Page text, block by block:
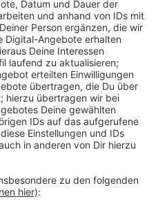
für Hotspots kein
pro
bedeute das
Aktionsradius auf 15
zunächst diskutiert. In
in Absprache mit